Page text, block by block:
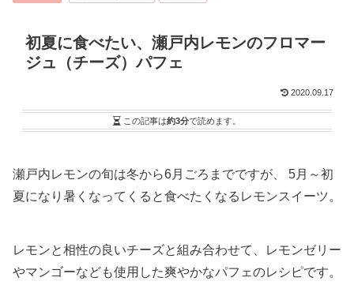
初夏に食べたい、瀬戸内レモンのフロマー
ジュ（チーズ）パフェ
2020.09.17
この記事は約3分で読めます。
瀬戸内レモンの旬は冬から6月ごろまでですが、 5月～初
夏になり暑くなってくると食べたくなるレモンスイーツ。
レモンと相性の良いチーズと組み合わせて、レモンゼリー
やマンゴーなども使用した爽やかなパフェのレシピです。